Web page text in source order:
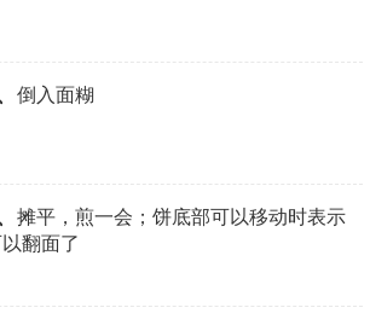
倒入面糊
摊平，煎一会；饼底部可以移动时表示
翻面了